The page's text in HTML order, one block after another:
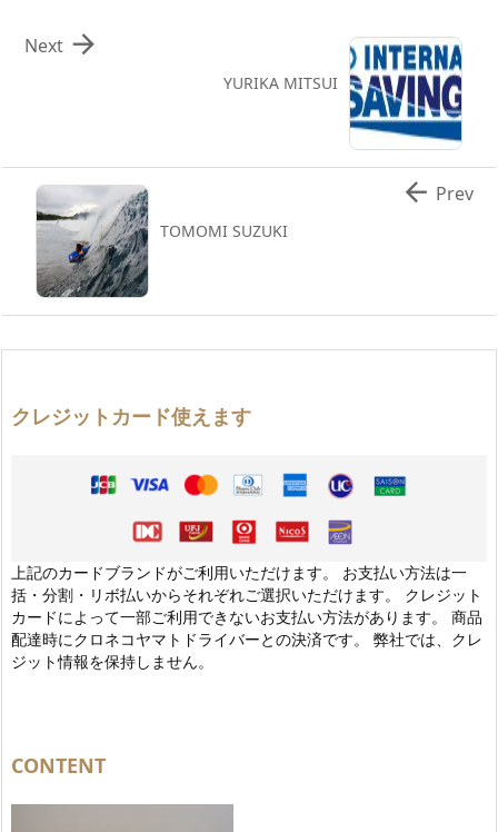
YURIKA MITSUI

Next
TOMOMI SUZUKI
 Prev
クレジットカード使えます
上記のカードブランドがご利用いただけます。 お支払い方法は一
括・分割・リボ払いからそれぞれご選択いただけます。 クレジット
カードによって一部ご利用できないお支払い方法があります。 商品
配達時にクロネコヤマトドライバーとの決済です。 弊社では、クレ
ジット情報を保持しません。
CONTENT